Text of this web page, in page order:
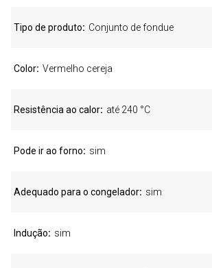
Tipo de produto Conjunto de fondue
Color Vermelho cereja
Resistência ao calor até 240 °C
Pode ir ao forno sim
Adequado para o congelador sim
Indução sim